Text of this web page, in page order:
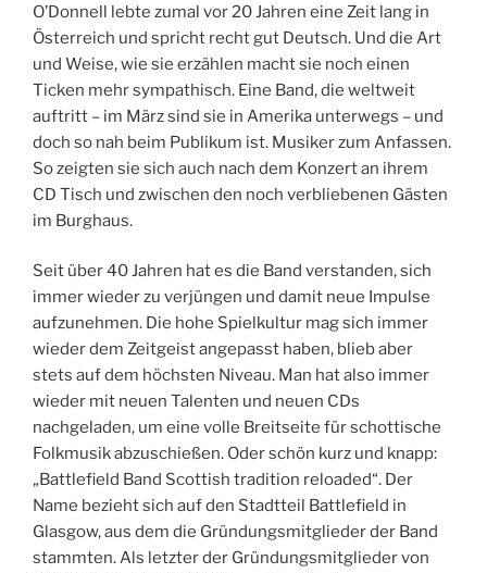
O’Donnell lebte zumal vor 20 Jahren eine Zeit lang in
Österreich und spricht recht gut Deutsch. Und die Art
und Weise, wie sie erzählen macht sie noch einen
Ticken mehr sympathisch. Eine Band, die weltweit
auftritt – im März sind sie in Amerika unterwegs – und
doch so nah beim Publikum ist. Musiker zum Anfassen.
So zeigten sie sich auch nach dem Konzert an ihrem
CD Tisch und zwischen den noch verbliebenen Gästen
im Burghaus.
Seit über 40 Jahren hat es die Band verstanden, sich
immer wieder zu verjüngen und damit neue Impulse
aufzunehmen. Die hohe Spielkultur mag sich immer
wieder dem Zeitgeist angepasst haben, blieb aber
stets auf dem höchsten Niveau. Man hat also immer
wieder mit neuen Talenten und neuen CDs
nachgeladen, um eine volle Breitseite für schottische
Folkmusik abzuschießen. Oder schön kurz und knapp:
„Battlefield Band Scottish tradition reloaded“. Der
Name bezieht sich auf den Stadtteil Battlefield in
Glasgow, aus dem die Gründungsmitglieder der Band
stammten. Als letzter der Gründungsmitglieder von